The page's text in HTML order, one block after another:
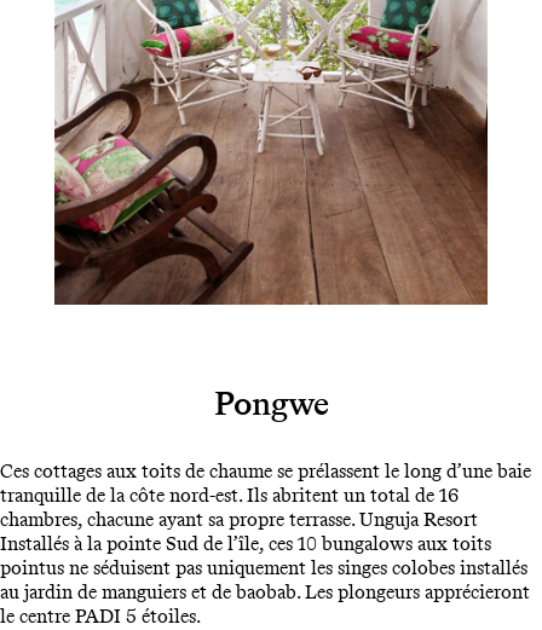
Pongwe
Ces cottages aux toits de chaume se prélassent le long d’une baie
tranquille de la côte nord-est. Ils abritent un total de 16
chambres, chacune ayant sa propre terrasse. Unguja Resort
Installés à la pointe Sud de l’île, ces 10 bungalows aux toits
pointus ne séduisent pas uniquement les singes colobes installés
au jardin de manguiers et de baobab. Les plongeurs apprécieront
le centre PADI 5 étoiles.